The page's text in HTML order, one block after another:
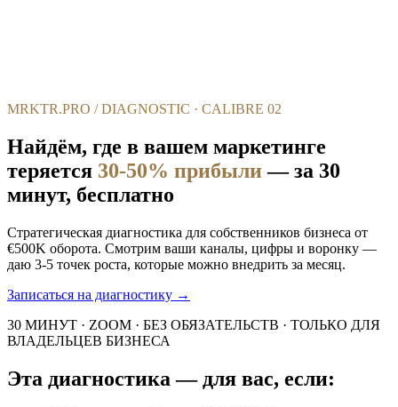
MRKTR.PRO / DIAGNOSTIC · CALIBRE 02
Найдём, где в вашем маркетинге
теряется 30-50% прибыли— за 30
минут, бесплатно
Стратегическая диагностика для собственников бизнеса от
€500K оборота. Смотрим ваши каналы, цифры и воронку —
даю 3-5 точек роста, которые можно внедрить за месяц.
Записаться на диагностику →
30 МИНУТ · ZOOM · БЕЗ ОБЯЗАТЕЛЬСТВ · ТОЛЬКО ДЛЯ
ВЛАДЕЛЬЦЕВ БИЗНЕСА
Эта диагностика — для вас, если: